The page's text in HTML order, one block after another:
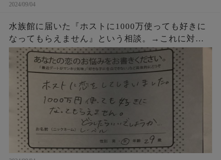
2024/09/04
水族館に届いた『ホストに1000万使っても好きに
なってもらえません』という相談。→これに対す
るクラゲ担当の飼育員からの回答が素晴らしすぎ
た・・・